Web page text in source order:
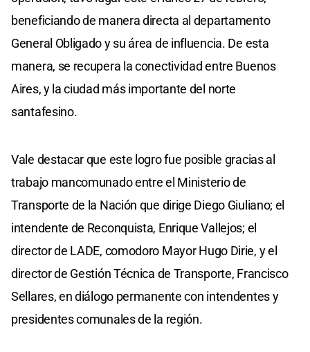
beneficiando de manera directa al departamento
General Obligado y su área de influencia. De esta
manera, se recupera la conectividad entre Buenos
Aires, y la ciudad más importante del norte
santafesino.
Vale destacar que este logro fue posible gracias al
trabajo mancomunado entre el Ministerio de
Transporte de la Nación que dirige Diego Giuliano; el
intendente de Reconquista, Enrique Vallejos; el
director de LADE, comodoro Mayor Hugo Dirie, y el
director de Gestión Técnica de Transporte, Francisco
Sellares, en diálogo permanente con intendentes y
presidentes comunales de la región.